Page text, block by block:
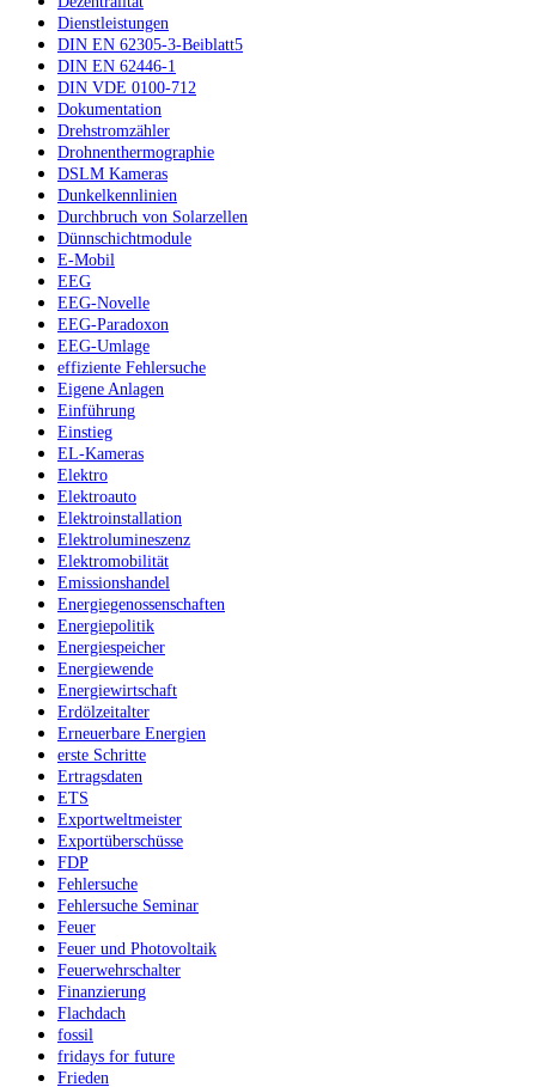
Dienstleistungen
DIN EN 62305-3-Beiblatt5
DIN EN 62446-1
DIN VDE 0100-712
Dokumentation
Drehstromzähler
Drohnenthermographie
DSLM Kameras
Dunkelkennlinien
Durchbruch von Solarzellen
Dünnschichtmodule
E-Mobil
EEG
EEG-Novelle
EEG-Paradoxon
EEG-Umlage
effiziente Fehlersuche
Eigene Anlagen
Einführung
Einstieg
EL-Kameras
Elektro
Elektroauto
Elektroinstallation
Elektrolumineszenz
Elektromobilität
Emissionshandel
Energiegenossenschaften
Energiepolitik
Energiespeicher
Energiewende
Energiewirtschaft
Erdölzeitalter
Erneuerbare Energien
erste Schritte
Ertragsdaten
ETS
Exportweltmeister
Exportüberschüsse
FDP
Fehlersuche
Fehlersuche Seminar
Feuer
Feuer und Photovoltaik
Feuerwehrschalter
Finanzierung
Flachdach
fossil
fridays for future
Frieden